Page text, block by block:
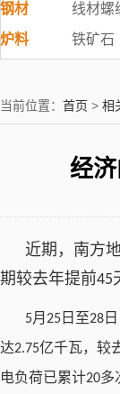
钢材 线材螺
炉料
铁矿石
当前位置： 首页 > 相
经
近期，南方
期较去年提前45
5月 25 日至28
达2.75亿千瓦，较
电负荷已累计20多